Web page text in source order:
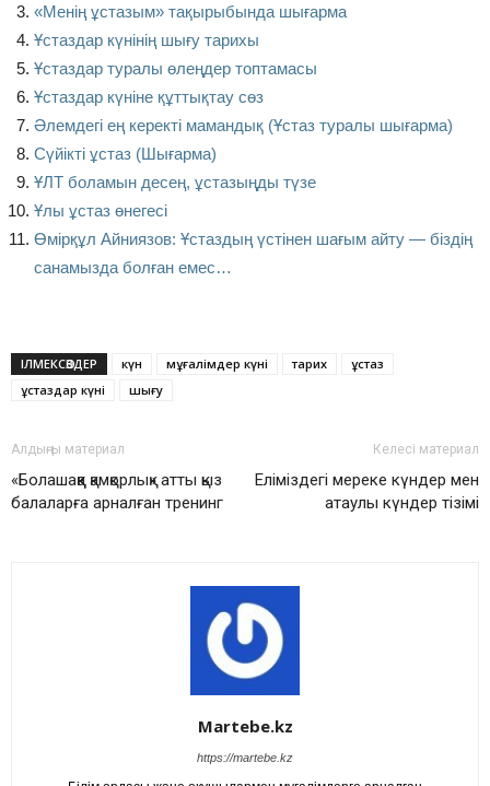
«Менің ұстазым» тақырыбында шығарма
Ұстаздар күнінің шығу тарихы
Ұстаздар туралы өлеңдер топтамасы
Ұстаздар күніне құттықтау сөз
Әлемдегі ең керекті мамандық (Ұстаз туралы шығарма)
Сүйікті ұстаз (Шығарма)
ҰЛТ боламын десең, ұстазыңды түзе
Ұлы ұстаз өнегесі
Өмірқұл Айниязов: Ұстаздың үстінен шағым айту — біздің
санамызда болған емес…
ІЛМЕКСӨЗДЕР күн мұғалімдер күні тарих
ұстаз
ұстаздар күні
шығу
Алдыңғы материал
«Болашаққа қамқорлық» атты қыз
балаларға арналған тренинг
Келесі материал
Еліміздегі мереке күндер мен
атаулы күндер тізімі
Martebe.kz
https://martebe.kz